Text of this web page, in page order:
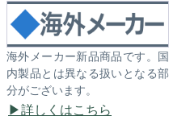
海外メーカー新品商品です。国
内製品とは異なる扱いとなる部
分がございます。
詳しくはこちら